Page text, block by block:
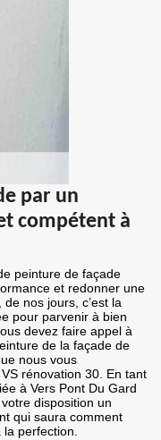
par un
compétent à
peinture de façade
et redonner une
nos jours, c’est la
pour parvenir à bien
devez faire appel à
de la façade de
nous vous
rénovation 30. En tant
à Vers Pont Du Gard
disposition un
qui saura comment
perfection.